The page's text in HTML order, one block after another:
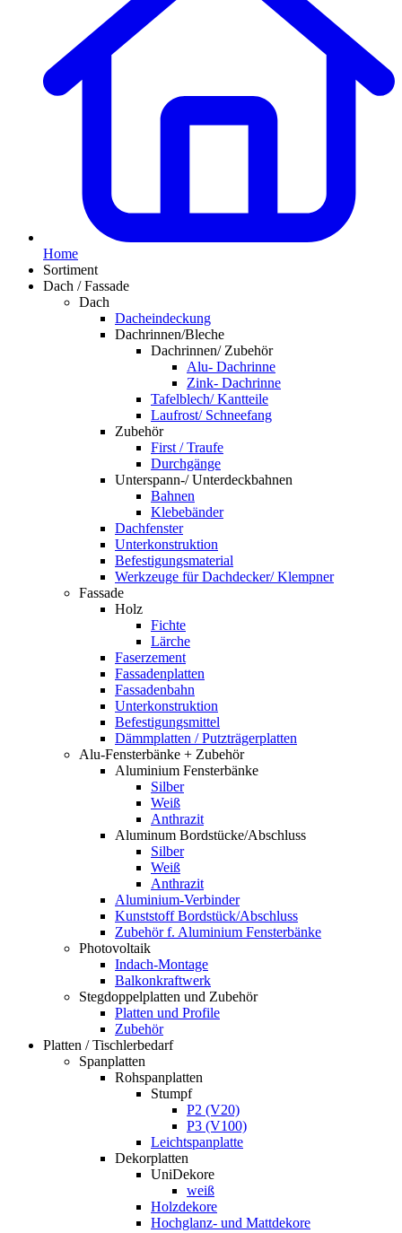
Home
Sortiment
Dach / Fassade
Dach
Dacheindeckung
Dachrinnen/Bleche
Dachrinnen/ Zubehör
Alu- Dachrinne
Zink- Dachrinne
Tafelblech/ Kantteile
Laufrost/ Schneefang
Zubehör
First / Traufe
Durchgänge
Unterspann-/ Unterdeckbahnen
Bahnen
Klebebänder
Dachfenster
Unterkonstruktion
Befestigungsmaterial
Werkzeuge für Dachdecker/ Klempner
Fassade
Holz
Fichte
Lärche
Faserzement
Fassadenplatten
Fassadenbahn
Unterkonstruktion
Befestigungsmittel
Dämmplatten / Putzträgerplatten
Alu-Fensterbänke + Zubehör
Aluminium Fensterbänke
Silber
Weiß
Anthrazit
Aluminum Bordstücke/Abschluss
Silber
Weiß
Anthrazit
Aluminium-Verbinder
Kunststoff Bordstück/Abschluss
Zubehör f. Aluminium Fensterbänke
Photovoltaik
Indach-Montage
Balkonkraftwerk
Stegdoppelplatten und Zubehör
Platten und Profile
Zubehör
Platten / Tischlerbedarf
Spanplatten
Rohspanplatten
Stumpf
P2 (V20)
P3 (V100)
Leichtspanplatte
Dekorplatten
UniDekore
weiß
Holzdekore
Hochglanz- und Mattdekore